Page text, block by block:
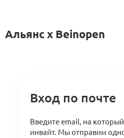
Альянс x Beinopen
Вход по почте
Введите email, на
инвайт. Мы отправим